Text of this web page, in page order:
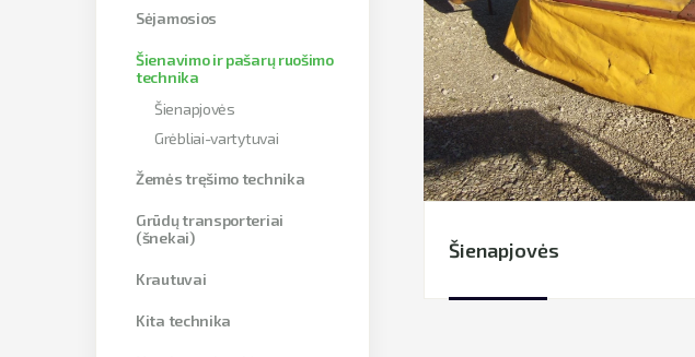
Sėjamosios
Šienavimo ir pašarų ruošimo
technika
Šienapjovės
Grėbliai-vartytuvai
Žemės tręšimo technika
Grūdų transporteriai
(šnekai)
Krautuvai
Kita technika
Šienapjovės